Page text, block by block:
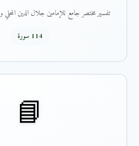
تفسير مختصر جامع للإمامين جلال الدين
114 سورة
📘